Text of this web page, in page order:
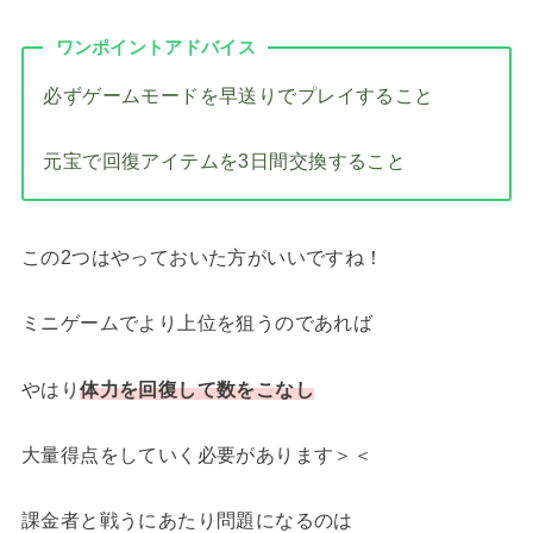
ワンポイントアドバイス
必ずゲームモードを早送りでプレイすること
元宝で回復アイテムを3日間交換すること
この2つはやっておいた方がいいですね！
ミニゲームでより上位を狙うのであれば
やはり体力を回復して数をこなし
大量得点をしていく必要があります＞＜
課金者と戦うにあたり問題になるのは